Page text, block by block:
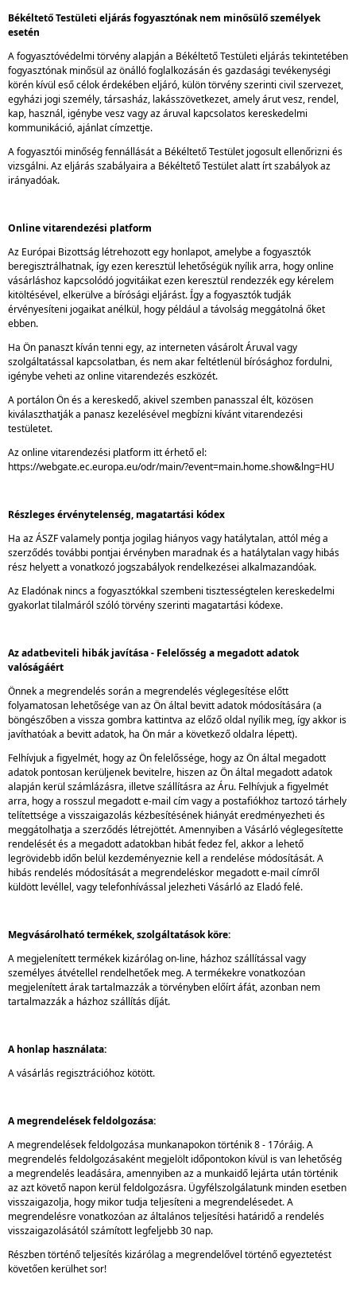
Békéltető Testületi eljárás fogyasztónak nem minősülő személyek
esetén
A fogyasztóvédelmi törvény alapján a Békéltető Testületi eljárás tekintetében
fogyasztónak minősül az önálló foglalkozásán és gazdasági tevékenységi
körén kívül eső célok érdekében eljáró, külön törvény szerinti civil szervezet,
egyházi jogi személy, társasház, lakásszövetkezet, amely árut vesz, rendel,
kap, használ, igénybe vesz vagy az áruval kapcsolatos kereskedelmi
kommunikáció, ajánlat címzettje.
A fogyasztói minőség fennállását a Békéltető Testület jogosult ellenőrizni és
vizsgálni. Az eljárás szabályaira a Békéltető Testület alatt írt szabályok az
irányadóak.
Online vitarendezési platform
Az Európai Bizottság létrehozott egy honlapot, amelybe a fogyasztók
beregisztrálhatnak, így ezen keresztül lehetőségük nyílik arra, hogy online
vásárláshoz kapcsolódó jogvitáikat ezen keresztül rendezzék egy kérelem
kitöltésével, elkerülve a bírósági eljárást. Így a fogyasztók tudják
érvényesíteni jogaikat anélkül, hogy például a távolság meggátolná őket
ebben.
Ha Ön panaszt kíván tenni egy, az interneten vásárolt Áruval vagy
szolgáltatással kapcsolatban, és nem akar feltétlenül bírósághoz fordulni,
igénybe veheti az online vitarendezés eszközét.
A portálon Ön és a kereskedő, akivel szemben panasszal élt, közösen
kiválaszthatják a panasz kezelésével megbízni kívánt vitarendezési
testületet.
Az online vitarendezési platform itt érhető el:
https://webgate.ec.europa.eu/odr/main/?event=main.home.show&lng=HU
Részleges érvénytelenség, magatartási kódex
Ha az ÁSZF valamely pontja jogilag hiányos vagy hatálytalan, attól még a
szerződés további pontjai érvényben maradnak és a hatálytalan vagy hibás
rész helyett a vonatkozó jogszabályok rendelkezései alkalmazandóak.
Az Eladónak nincs a fogyasztókkal szembeni tisztességtelen kereskedelmi
gyakorlat tilalmáról szóló törvény szerinti magatartási kódexe.
Az adatbeviteli hibák javítása - Felelősség a megadott adatok
valóságáért
Önnek a megrendelés során a megrendelés véglegesítése előtt
folyamatosan lehetősége van az Ön által bevitt adatok módosítására (a
böngészőben a vissza gombra kattintva az előző oldal nyílik meg, így akkor is
javíthatóak a bevitt adatok, ha Ön már a következő oldalra lépett).
Felhívjuk a figyelmét, hogy az Ön felelőssége, hogy az Ön által megadott
adatok pontosan kerüljenek bevitelre, hiszen az Ön által megadott adatok
alapján kerül számlázásra, illetve szállításra az Áru. Felhívjuk a figyelmét
arra, hogy a rosszul megadott e-mail cím vagy a postafiókhoz tartozó tárhely
telítettsége a visszaigazolás kézbesítésének hiányát eredményezheti és
meggátolhatja a szerződés létrejöttét. Amennyiben a Vásárló véglegesítette
rendelését és a megadott adatokban hibát fedez fel, akkor a lehető
legrövidebb időn belül kezdeményeznie kell a rendelése módosítását. A
hibás rendelés módosítását a megrendeléskor megadott e-mail címről
küldött levéllel, vagy telefonhívással jelezheti Vásárló az Eladó felé.
Megvásárolható termékek, szolgáltatások köre:
A megjelenített termékek kizárólag on-line, házhoz szállítással vagy
személyes átvétellel rendelhetőek meg. A termékekre vonatkozóan
megjelenített árak tartalmazzák a törvényben előírt áfát, azonban nem
tartalmazzák a házhoz szállítás díját.
A honlap használata:
A vásárlás regisztrációhoz kötött.
A megrendelések feldolgozása:
A megrendelések feldolgozása munkanapokon történik 8 - 17óráig. A
megrendelés feldolgozásaként megjelölt időpontokon kívül is van lehetőség
a megrendelés leadására, amennyiben az a munkaidő lejárta után történik
az azt követő napon kerül feldolgozásra. Ügyfélszolgálatunk minden esetben
visszaigazolja, hogy mikor tudja teljesíteni a megrendelésedet. A
megrendelésre vonatkozóan az általános teljesítési határidő a rendelés
visszaigazolásától számított legfeljebb 30 nap.
Részben történő teljesítés kizárólag a megrendelővel történő egyeztetést
követően kerülhet sor!